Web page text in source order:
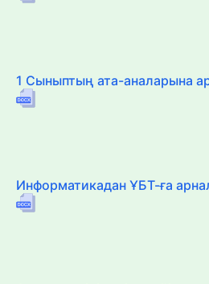
1 Сыныптың ата-аналарына
Информатикадан ҰБТ-ға